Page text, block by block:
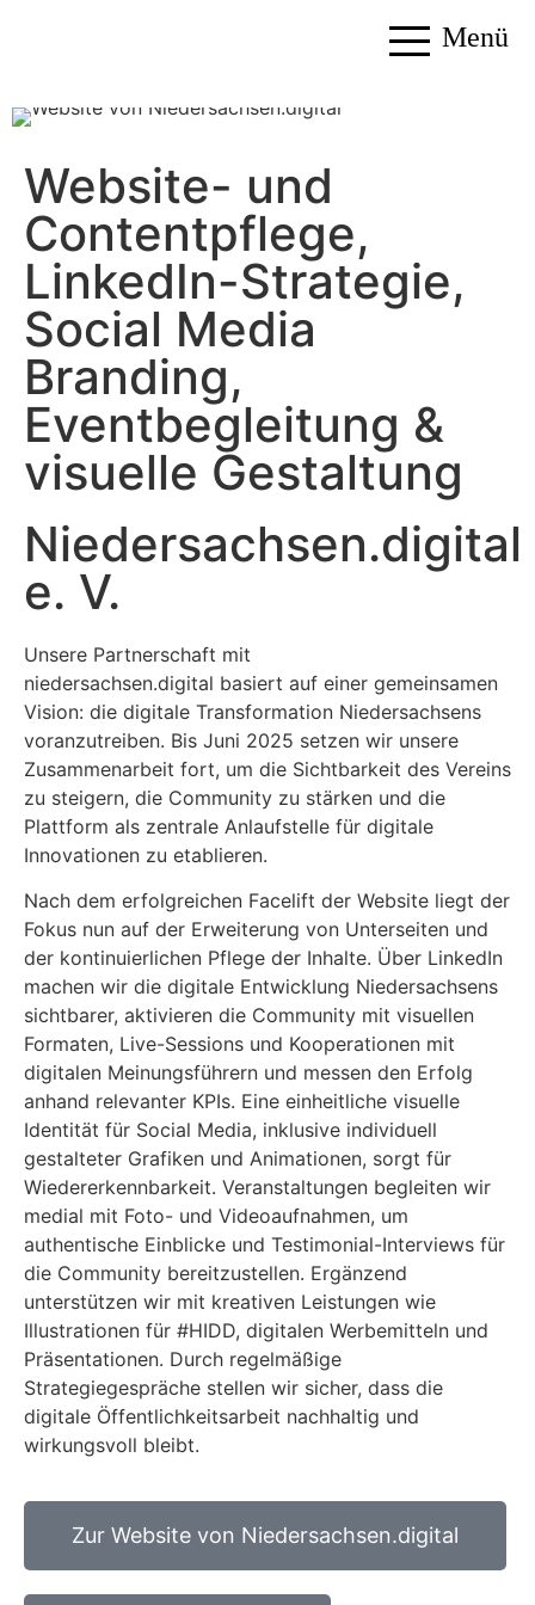
Menü
Website- und
Contentpflege,
LinkedIn-Strategie,
Social Media
Branding,
Eventbegleitung &
visuelle Gestaltung
Niedersachsen.digital
e. V.
Unsere Partnerschaft mit
niedersachsen.digital basiert auf einer gemeinsamen
Vision: die digitale Transformation Niedersachsens
voranzutreiben. Bis Juni 2025 setzen wir unsere
Zusammenarbeit fort, um die Sichtbarkeit des Vereins
zu steigern, die Community zu stärken und die
Plattform als zentrale Anlaufstelle für digitale
Innovationen zu etablieren.
Nach dem erfolgreichen Facelift der Website liegt der
Fokus nun auf der Erweiterung von Unterseiten und
der kontinuierlichen Pflege der Inhalte. Über LinkedIn
machen wir die digitale Entwicklung Niedersachsens
sichtbarer, aktivieren die Community mit visuellen
Formaten, Live-Sessions und Kooperationen mit
digitalen Meinungsführern und messen den Erfolg
anhand relevanter KPIs. Eine einheitliche visuelle
Identität für Social Media, inklusive individuell
gestalteter Grafiken und Animationen, sorgt für
Wiedererkennbarkeit. Veranstaltungen begleiten wir
medial mit Foto- und Videoaufnahmen, um
authentische Einblicke und Testimonial-Interviews für
die Community bereitzustellen. Ergänzend
unterstützen wir mit kreativen Leistungen wie
Illustrationen für #HIDD, digitalen Werbemitteln und
Präsentationen. Durch regelmäßige
Strategiegespräche stellen wir sicher, dass die
digitale Öffentlichkeitsarbeit nachhaltig und
wirkungsvoll bleibt.
Zur Website von Niedersachsen.digital